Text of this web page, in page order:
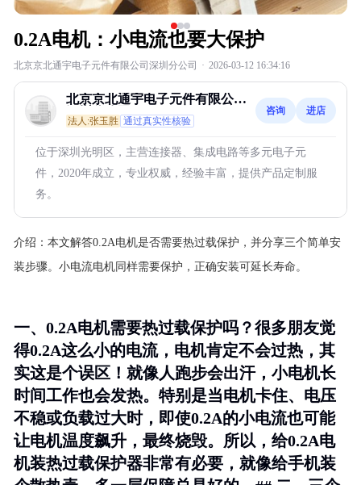
0.2A电机：小电流也要大保护
北京京北通宇电子元件有限公司深圳分公司 · 2026-03-12 16:34:16
北京京北通宇电子元件有限公司
深圳分公司
法人:张玉胜 通过真实性核验
咨询 进店
位于深圳光明区，主营连接器、集成电路等多元电子元
件，2020年成立，专业权威，经验丰富，提供产品定制服
务。
介绍： 本文解答0.2A电机是否需要热过载保护，并分享三个简单安
装步骤。小电流电机同样需要保护，正确安装可延长寿命。
一、0.2A电机需要热过载保护吗？很多朋友觉
得0.2A这么小的电流，电机肯定不会过热，其
实这是个误区！就像人跑步会出汗，小电机长
时间工作也会发热。特别是当电机卡住、电压
不稳或负载过大时，即使0.2A的小电流也可能
让电机温度飙升，最终烧毁。所以， 给0.2A电
机装热过载保护器非常有必要 ，就像给手机装